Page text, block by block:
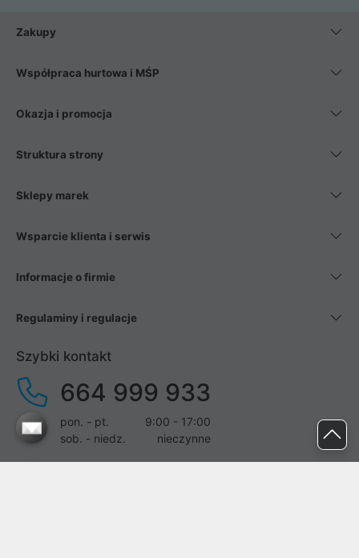
Zakupy
Współpraca hurtowa i MŚP
Okazja i promocja
Struktura strony
Sklepy marek
Wsparcie klienta i serwis
Informacje o firmie
Regulaminy i regulacje
Szybki kontakt
664 999 933
pon. - pt.
9:00 - 17:00
sob. - niedz.
nieczynne